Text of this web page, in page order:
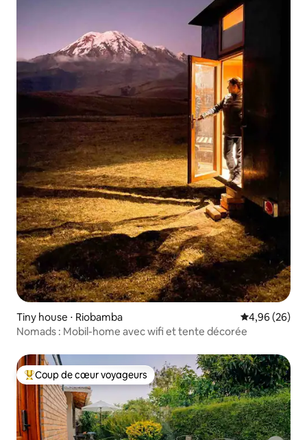
Tiny house ⋅ Riobamba Évaluation
4,96 (26)
Nomads : Mobil-home avec wifi et tente décorée
Coups de cœur voyageurs les plus appréciés
Coup de cœur voyageurs